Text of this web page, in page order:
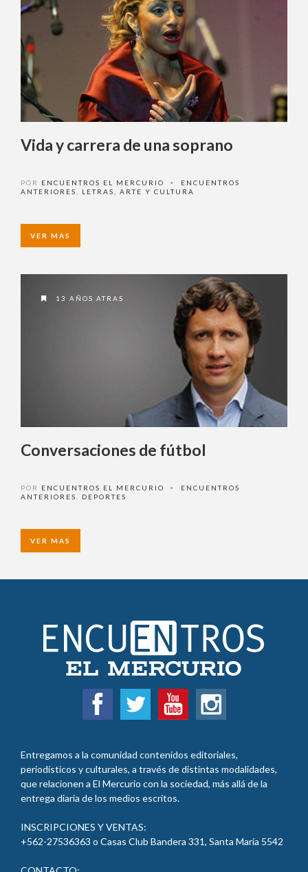
Vida y carrera de una soprano
POR ENCUENTROS EL MERCURIO •
ENCUENTROS
ANTERIORES
LETRAS, ARTE Y CULTURA
VER MAS
13 AÑOS ATRAS
Conversaciones de fútbol
POR ENCUENTROS EL MERCURIO •
ENCUENTROS
ANTERIORES
DEPORTES
VER MAS
Entregamos a la comunidad contenidos editoriales,
periodísticos y culturales, a través de distintas modalidades,
que relacionen a El Mercurio con la sociedad, más allá de la
entrega diaria de los medios escritos.
INSCRIPCIONES Y VENTAS:
+562-27536363 o Casas Club Bandera 331, Santa María 5542